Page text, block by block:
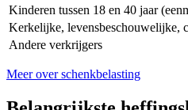
Kinderen tussen 18 en 40 jaar
Kerkelijke, levensbeschouwelijke,
Andere verkrijgers
Meer over schenkbelasting